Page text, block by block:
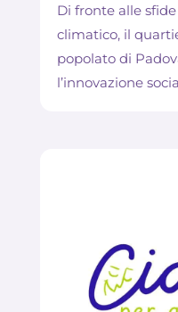
Di fronte alle
climatico, il
popolato di
l’innovazione